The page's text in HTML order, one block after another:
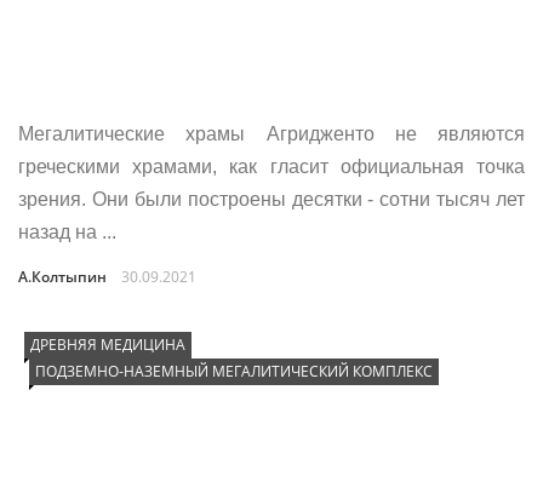
Мегалитические храмы Агридженто не являются
греческими храмами, как гласит официальная точка
зрения. Они были построены десятки - сотни тысяч лет
назад на ...
А.Колтыпин 30.09.2021
ДРЕВНЯЯ МЕДИЦИНА
ПОДЗЕМНО-НАЗЕМНЫЙ МЕГАЛИТИЧЕСКИЙ КОМПЛЕКС